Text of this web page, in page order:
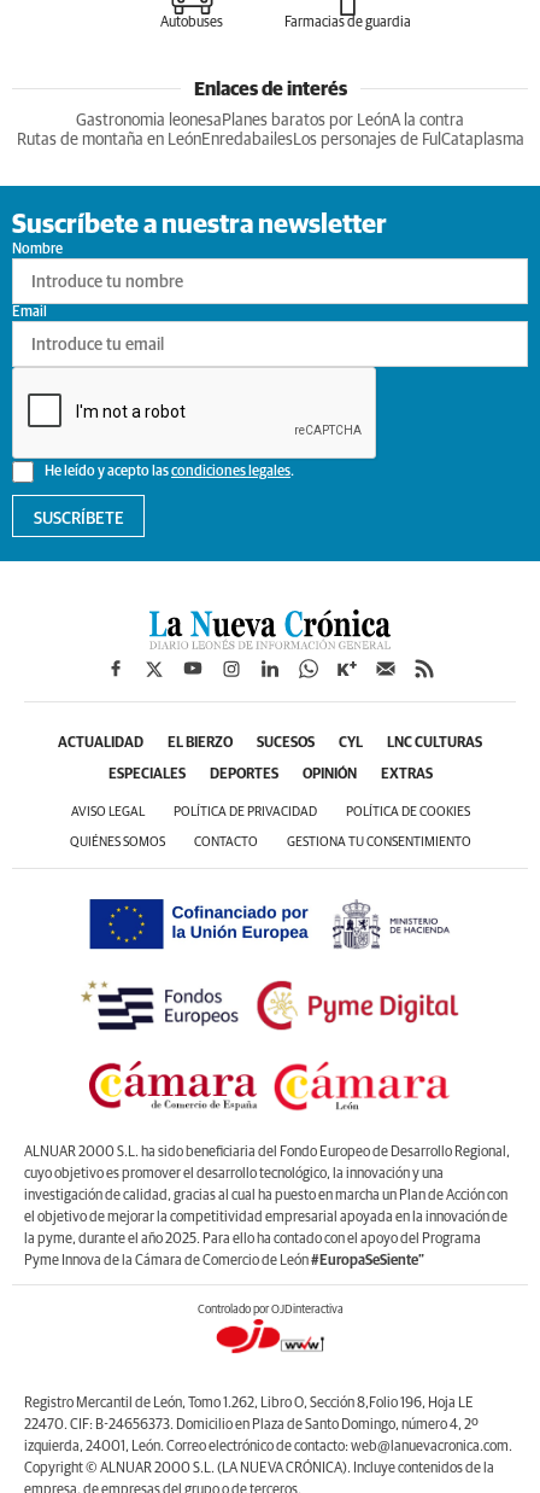
Autobuses Farmacias de guardia
Enlaces de interés
Gastronomia leonesa Planes baratos por LeónA la contra
Rutas de montaña en LeónEnredabailesLos personajes de Ful Cataplasma
Suscríbete a nuestra newsletter
Nombre
He leído y acepto lascondiciones legales.
Email
SUSCRÍBETE
ACTUALIDAD EL BIERZO SUCESOS CYL LNC CULTURAS
ESPECIALES DEPORTES OPINIÓN EXTRAS
AVISO LEGAL POLÍTICA DE PRIVACIDAD POLÍTICA DE COOKIES
QUIÉNES SOMOS CONTACTO GESTIONA TU CONSENTIMIENTO
ALNUAR 2000 S.L. ha sido beneficiaria del Fondo Europeo de Desarrollo Regional,
cuyo objetivo es promover el desarrollo tecnológico, la innovación y una
investigación de calidad, gracias al cual ha puesto en marcha un Plan de Acción con
el objetivo de mejorar la competitividad empresarial apoyada en la innovación de
la pyme, durante el año 2025. Para ello ha contado con el apoyo del Programa
Pyme Innova de la Cámara de Comercio de León#EuropaSeSiente”
Controlado por OJDinteractiva
Registro Mercantil de León, Tomo 1.262, Libro O, Sección 8,Folio 196, Hoja LE
22470. CIF: B-24656373. Domicilio en Plaza de Santo Domingo, número 4, 2º
izquierda, 24001, León. Correo electrónico de contacto: web@lanuevacronica.com.
Copyright © ALNUAR 2000 S.L. (LA NUEVA CRÓNICA). Incluye contenidos de la